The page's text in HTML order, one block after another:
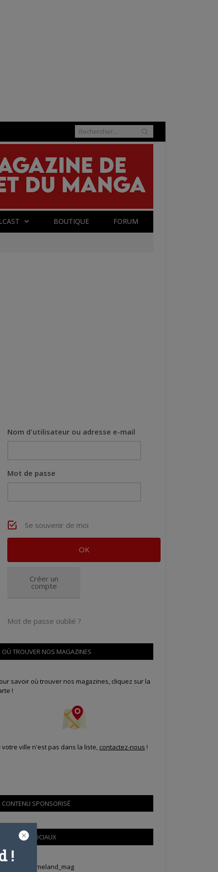
BOUTIQUE FORUM
Nom d'utilisateur ou adresse e-mail
Mot de passe
Se souvenir de moi
Créer un
compte
Mot de passe oublié ?
OÙ TROUVER NOS MAGAZINES
savoir où trouver nos magazines, cliquez sur la
!
votre ville n'est pas dans la liste, contactez-nous !
CONTENU SPONSORISÉ
RÉSEAUX SOCIAUX
Tweets by Animeland_mag
!